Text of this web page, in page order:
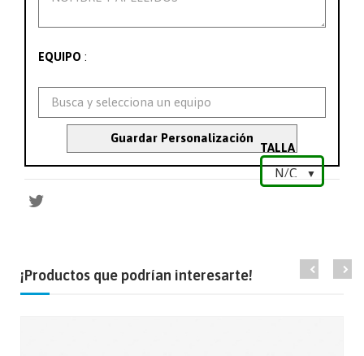
EQUIPO :
Guardar Personalización
TALLA
¡Productos que podrían interesarte!